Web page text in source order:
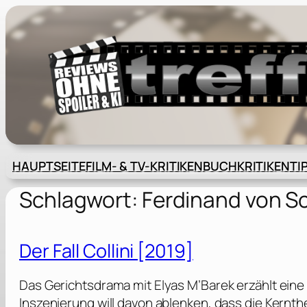
Zum
Inhalt
springen
HAUPTSEITEFILM- & TV-KRITIKENBUCHKRITIKEN
Schlagwort: Ferdinand von
Der Fall Collini [2019]
Das Gerichtsdrama mit Elyas M’Barek erzählt
Inszenierung will davon ablenken, dass die